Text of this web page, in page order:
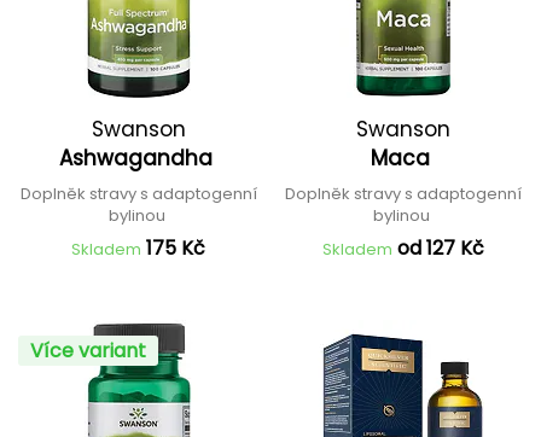
Swanson
Ashwagandha
Doplněk stravy s adaptogenní
bylinou
Skladem 175 Kč
Swanson
Maca
Doplněk stravy s adaptogenní
bylinou
Skladem od 127 Kč
Více variant